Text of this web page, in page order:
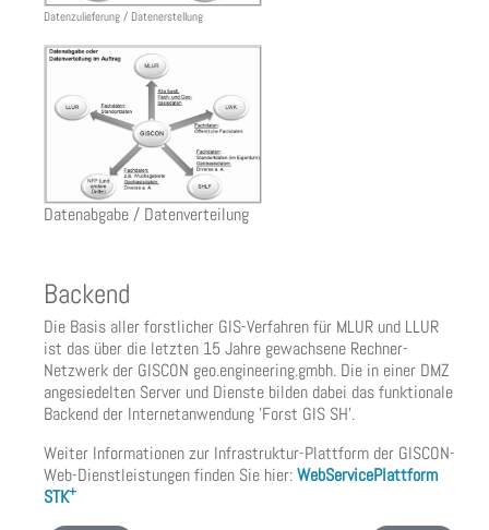
Datenzulieferung / Datenerstellung
Datenabgabe / Datenverteilung
Backend
Die Basis aller forstlicher GIS-Verfahren für MLUR und LLUR
ist das über die letzten 15 Jahre gewachsene Rechner-
Netzwerk der GISCON geo.engineering.gmbh. Die in einer DMZ
angesiedelten Server und Dienste bilden dabei das funktionale
Backend der Internetanwendung 'Forst GIS SH'.
Weiter Informationen zur Infrastruktur-Plattform der GISCON-
Web-Dienstleistungen finden Sie hier:WebServicePlattform
STK+